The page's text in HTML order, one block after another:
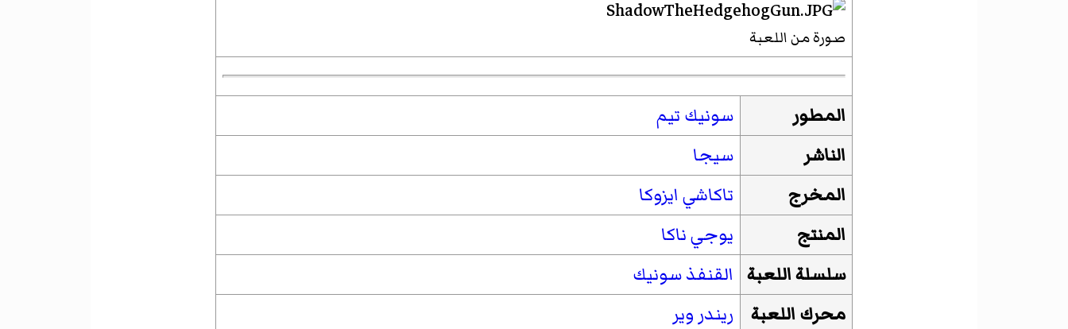
صورة من اللعبة
المطور
سونيك تيم
الناشر
سيجا
المخرج
تاكاشي ايزوكا
المنتج
يوجي ناكا
سلسلة اللعبة القنفذ سونيك
محرك اللعبة
ريندر وير